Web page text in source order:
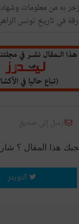
به من معلومات
في تاريخ تونس
أرسل إلى صديق
هذا المقال ؟
التويتر